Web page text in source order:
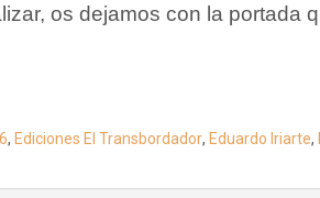
os dejamos con la portada
, Ediciones El Transbordador, Eduardo Iriarte,